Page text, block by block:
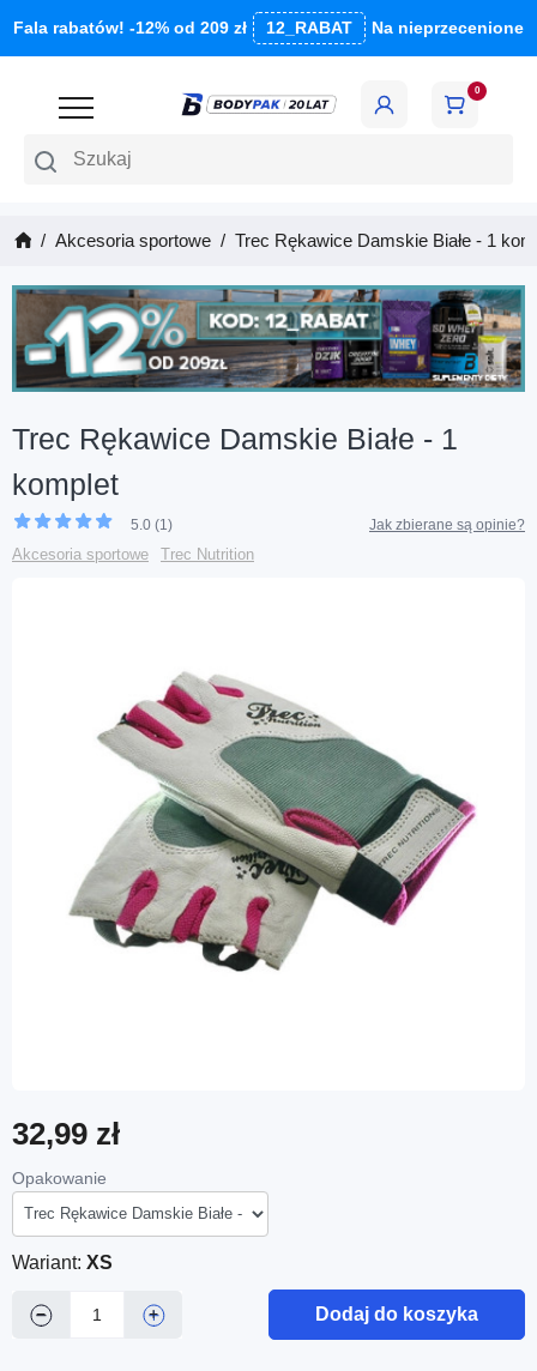
Fala rabatów! -12% od 209 zł 12_RABAT Na nieprzecenione
Szukaj
0
Akcesoria sportowe Trec Rękawice Damskie Białe - 1
Trec Rękawice Damskie Białe - 1
komplet
5.0 (1) Jak zbierane są opinie?
Akcesoria sportowe Trec Nutrition
32,99 zł
Opakowanie
Wariant: XS
− + Dodaj do koszyka